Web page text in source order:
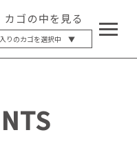
カゴの中を見る
りのカゴを選択中 ▼
り
入り
最大12%OFF